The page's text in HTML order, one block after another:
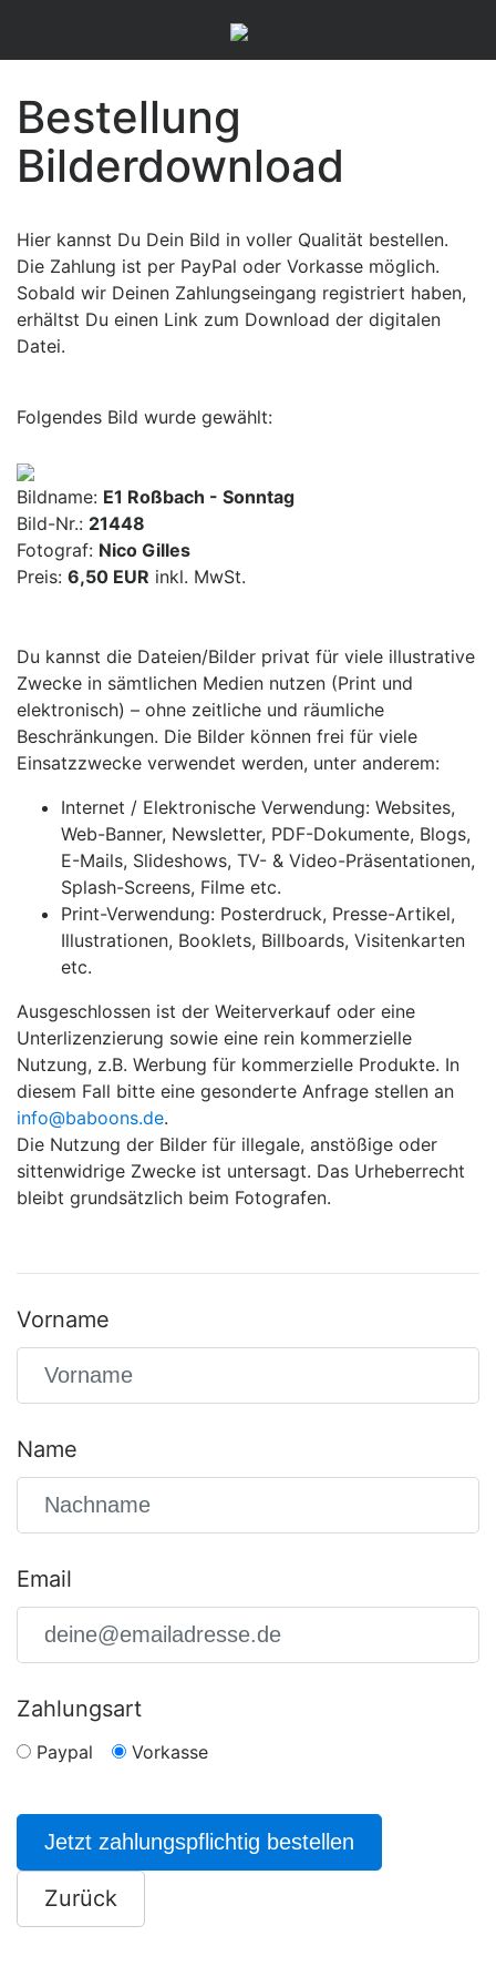
Bestellung
Bilderdownload
Hier kannst Du Dein Bild in voller Qualität bestellen.
Die Zahlung ist per PayPal oder Vorkasse möglich.
Sobald wir Deinen Zahlungseingang registriert haben,
erhältst Du einen Link zum Download der digitalen
Datei.
Folgendes Bild wurde gewählt:
Bildname: E1 Roßbach - Sonntag
Bild-Nr.: 21448
Fotograf: Nico Gilles
Preis: 6,50 EUR inkl. MwSt.
Du kannst die Dateien/Bilder privat für viele illustrative
Zwecke in sämtlichen Medien nutzen (Print und
elektronisch) – ohne zeitliche und räumliche
Beschränkungen. Die Bilder können frei für viele
Einsatzzwecke verwendet werden, unter anderem:
Internet / Elektronische Verwendung: Websites,
Web-Banner, Newsletter, PDF-Dokumente, Blogs,
E-Mails, Slideshows, TV- & Video-Präsentationen,
Splash-Screens, Filme etc.
Print-Verwendung: Posterdruck, Presse-Artikel,
Illustrationen, Booklets, Billboards, Visitenkarten
etc.
Ausgeschlossen ist der Weiterverkauf oder eine
Unterlizenzierung sowie eine rein kommerzielle
Nutzung, z.B. Werbung für kommerzielle Produkte. In
diesem Fall bitte eine gesonderte Anfrage stellen an
info@baboons.de.
Die Nutzung der Bilder für illegale, anstößige oder
sittenwidrige Zwecke ist untersagt. Das Urheberrecht
bleibt grundsätzlich beim Fotografen.
Vorname
Name
Email
Zahlungsart
Paypal Vorkasse
Jetzt zahlungspflichtig bestellen
Zurück